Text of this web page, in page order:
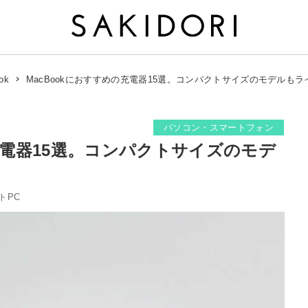
MacBookにおすすめの充電器15選。コンパクトサイズのモデルもラ
パソコン・スマートフォン
器15選。コンパクトサイズのモデ
PC